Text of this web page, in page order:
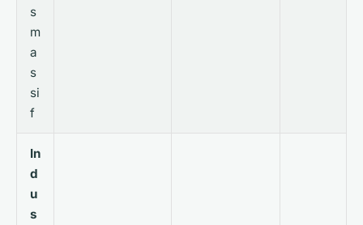
s
m
a
s
si
f
In
d
u
s